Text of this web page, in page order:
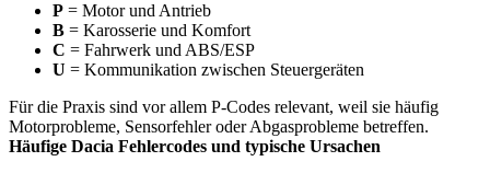
P = Motor und Antrieb
B = Karosserie und Komfort
C = Fahrwerk und ABS/ESP
U = Kommunikation zwischen Steuergeräten
Für die Praxis sind vor allem P-Codes relevant, weil sie häufig
Motorprobleme, Sensorfehler oder Abgasprobleme betreffen.
Häufige Dacia Fehlercodes und typische Ursachen